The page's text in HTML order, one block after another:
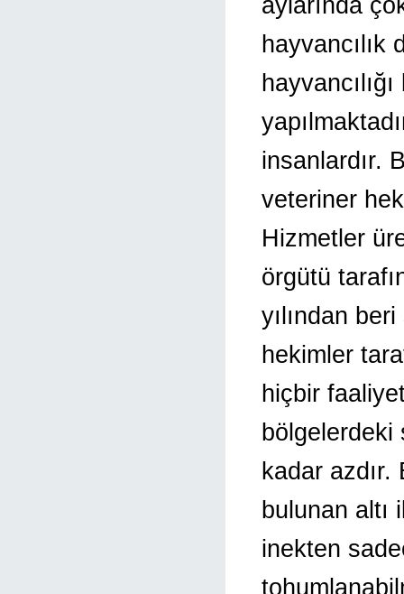
hayvancılık
insanlardır.
veteriner
Hizmetler
örgütü
yılından
hekimler
hiçbir
bölgelerdeki
kadar
bulunan altı
inekten